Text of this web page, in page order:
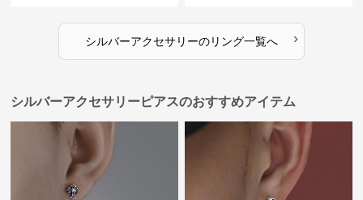
シルバーアクセサリーのリング一覧へ ›
シルバーアクセサリーピアスのおすすめアイテム